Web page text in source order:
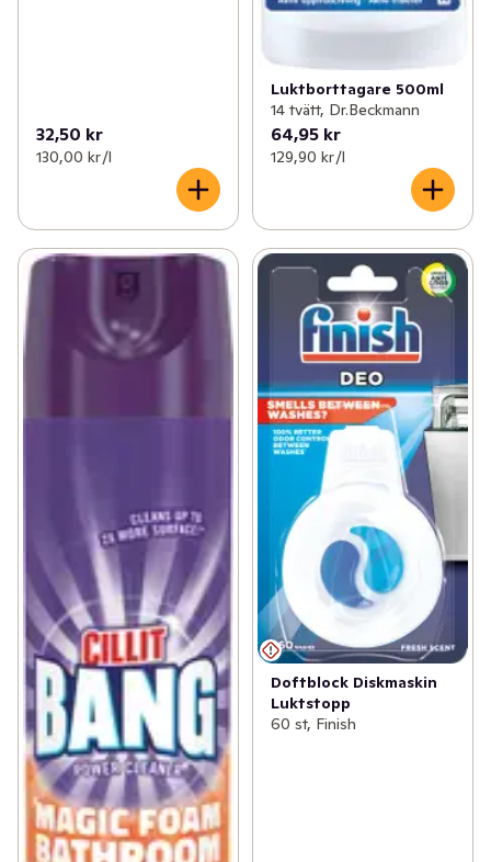
32,50 kr
130,00 kr /l
Luktborttagare 500ml
14 tvätt, Dr.Beckmann
64,95 kr
129,90 kr /l
Doftblock Diskmaskin
Luktstopp
60 st, Finish